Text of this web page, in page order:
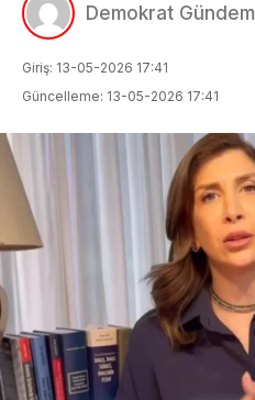
Demokrat Gündem
Giriş: 13-05-2026 17:41
Güncelleme: 13-05-2026 17:41